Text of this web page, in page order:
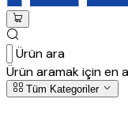
Ürün ara
Ürün aramak için en
Tüm Kategoriler